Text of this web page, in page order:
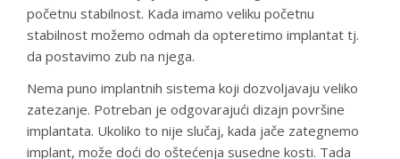
početnu stabilnost. Kada imamo veliku početnu
stabilnost možemo odmah da opteretimo implantat tj.
da postavimo zub na njega.
Nema puno implantnih sistema koji dozvoljavaju veliko
zatezanje. Potreban je odgovarajući dizajn površine
implantata. Ukoliko to nije slučaj, kada jače zategnemo
implant, može doći do oštećenja susedne kosti. Tada